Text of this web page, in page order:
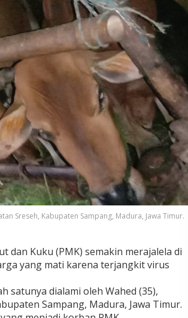
Sreseh, Kabupaten Sampang, Madura, Jawa Timur.
dan Kuku (PMK) semakin merajalela di
yang mati karena terjangkit virus
satunya dialami oleh Wahed (35),
Sampang, Madura, Jawa Timur.